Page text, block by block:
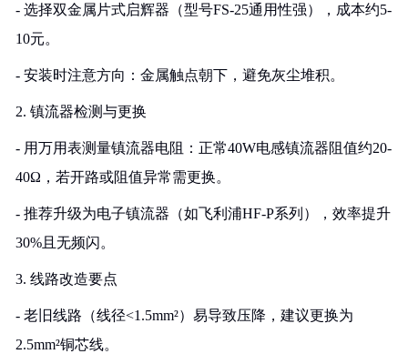
- 选择双金属片式启辉器（型号FS-25通用性强），成本约5-
10元。
- 安装时注意方向：金属触点朝下，避免灰尘堆积。
2. 镇流器检测与更换
- 用万用表测量镇流器电阻：正常40W电感镇流器阻值约20-
40Ω，若开路或阻值异常需更换。
- 推荐升级为电子镇流器（如飞利浦HF-P系列），效率提升
30%且无频闪。
3. 线路改造要点
- 老旧线路（线径<1.5mm²）易导致压降，建议更换为
2.5mm²铜芯线。